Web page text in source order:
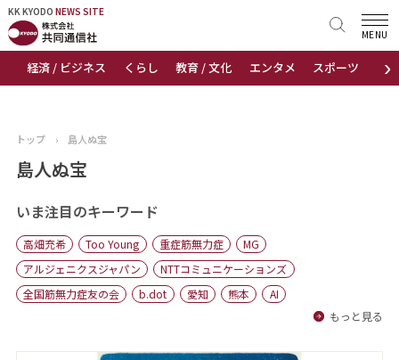
KK KYODO NEWS SITE
›
経済 / ビジネス くらし 教育 / 文化 エンタメ スポーツ 地域
MENU
KK KYODONEWS SITE
トップページ
ニュース
おすすめコンテンツ
出版物
会社概要
トップ › 島人ぬ宝
島人ぬ宝
いま注目のキーワード
高畑充希 Too Young 重症筋無力症
MG
アルジェニクスジャパン
NTTコミュニケーションズ
全国筋無力症友の会
b.dot 愛知 熊本
AI
もっと見る